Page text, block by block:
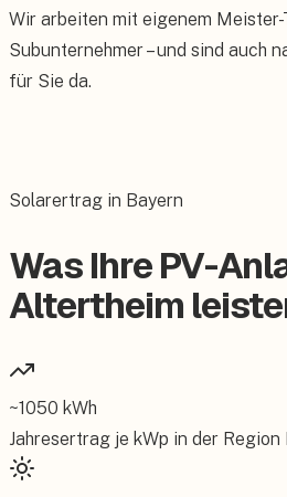
Wir arbeiten mit eigenem Meister-
Subunternehmer – und sind auch
für Sie da.
Solarertrag in Bayern
Was Ihre PV-
Altertheim
~1050 kWh
Jahresertrag je kWp in der Region